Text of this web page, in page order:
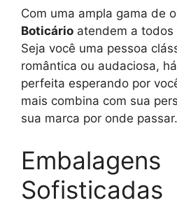
Com uma ampla gama de
Boticário atendem a
Seja você uma pessoa
romântica ou audaciosa,
perfeita esperando por
mais combina com sua
sua marca por onde passar.
Embalagens
Sofisticadas